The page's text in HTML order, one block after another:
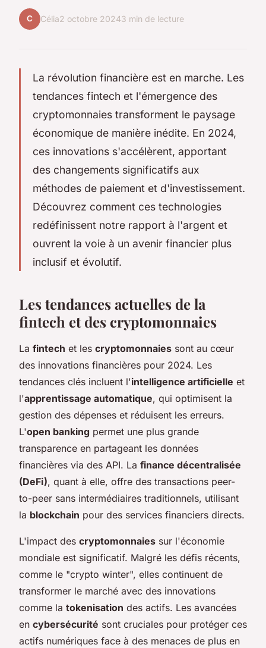
C Célia2 octobre 20243 min de lecture
La révolution financière est en marche. Les
tendances fintech et l'émergence des
cryptomonnaies transforment le paysage
économique de manière inédite. En 2024,
ces innovations s'accélèrent, apportant
des changements significatifs aux
méthodes de paiement et d'investissement.
Découvrez comment ces technologies
redéfinissent notre rapport à l'argent et
ouvrent la voie à un avenir financier plus
inclusif et évolutif.
Les tendances actuelles de la
fintech et des cryptomonnaies
La fintech et les cryptomonnaies sont au cœur
des innovations financières pour 2024. Les
tendances clés incluent l'intelligence artificielle et
l'apprentissage automatique, qui optimisent la
gestion des dépenses et réduisent les erreurs.
L'open banking permet une plus grande
transparence en partageant les données
financières via des API. La finance décentralisée
(DeFi), quant à elle, offre des transactions peer-
to-peer sans intermédiaires traditionnels, utilisant
la blockchain pour des services financiers directs.
L'impact des cryptomonnaies sur l'économie
mondiale est significatif. Malgré les défis récents,
comme le "crypto winter", elles continuent de
transformer le marché avec des innovations
comme la tokenisation des actifs. Les avancées
en cybersécurité sont cruciales pour protéger ces
actifs numériques face à des menaces de plus en